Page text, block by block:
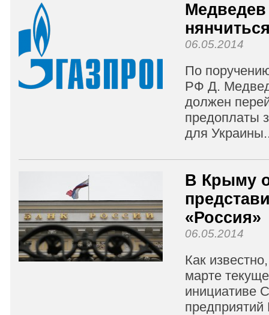
Медведев
06.05.2014
По
РФ Д.
должен
предоплаты
для
В Крыму
«Россия»
06.05.2014
Как
марте
инициативе
предприятий